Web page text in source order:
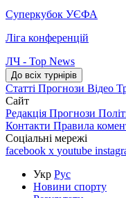
Суперкубок УЄФА
Ліга конференцій
ЛЧ - Top News
До всіх турнірів
Статті Прогнози Відео
Сайт
Редакція Прогнози
Контакти Правила
Соціальні мережі
facebook x youtube
Укр Рус
Новини спорту